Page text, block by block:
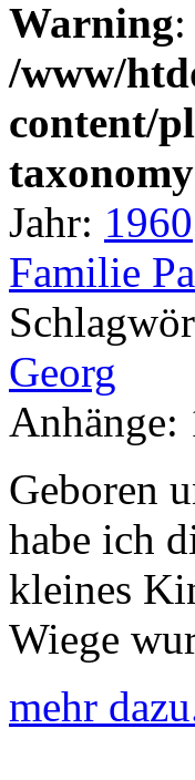
Warning
/www/
content/
Jahr: 1960
Familie
Georg
Anhänge:
Geboren
habe ich
kleines
Wiege
mehr